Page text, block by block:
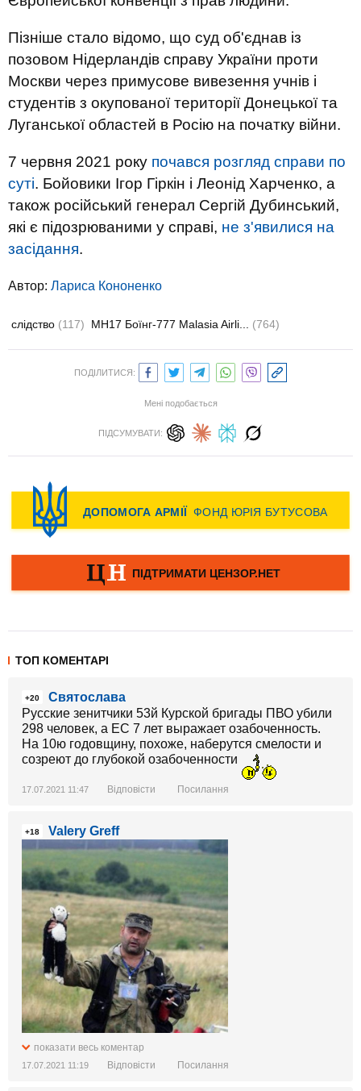
Пізніше стало відомо, що суд об'єднав із
позовом Нідерландів справу України проти
Москви через примусове вивезення учнів і
студентів з окупованої території Донецької та
Луганської областей в Росію на початку війни.
7 червня 2021 року почався розгляд справи по
суті. Бойовики Ігор Гіркін і Леонід Харченко, а
також російський генерал Сергій Дубинський,
які є підозрюваними у справі, не з'явилися на
засідання.
Автор: Лариса Кононенко
слідство (117) MH17 Боїнг-777 Malasia Airli... (764)
ПОДІЛИТИСЯ:
Мені подобається
ПІДСУМУВАТИ:
ТОП КОМЕНТАРІ
+20
Святослава
Русские зенитчики 53й Курской бригады ПВО убили
298 человек, а ЕС 7 лет выражает озабоченность.
На 10ю годовщину, похоже, наберутся смелости и
созреют до глубокой озабоченности
17.07.2021 11:47 Відповісти Посилання
+18 Valery Greff
показати весь коментар
17.07.2021 11:19 Відповісти Посилання